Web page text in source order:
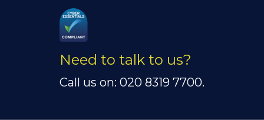
Need to talk to us?
Call us on: 020 8319 7700.